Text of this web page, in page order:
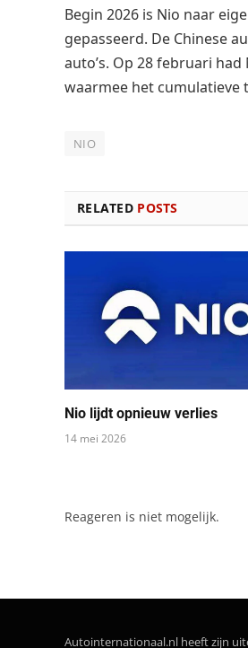
Begin 2026 is Nio naar
gepasseerd. De Chinese
auto’s. Op 28 februari
waarmee het cumulatieve
NIO
RELATED POSTS
Nio lijdt opnieuw verlies
14 mei 2026
Reageren is niet mogelijk.
Autointernationaal.nl heeft zijn